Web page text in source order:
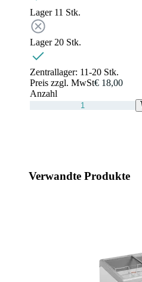
Lager 11 Stk.
Lager 20 Stk.
Zentrallager: 11-20 Stk.
Preis zzgl. MwSt€ 18,00
Anzahl
Verwandte Produkte